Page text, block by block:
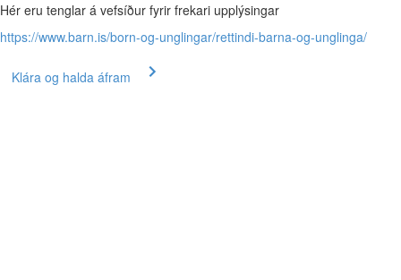
Hér eru tenglar á vefsíður fyrir frekari upplýsingar
https://www.barn.is/born-og-unglingar/rettindi-barna-og-unglinga/
Klára og halda áfram